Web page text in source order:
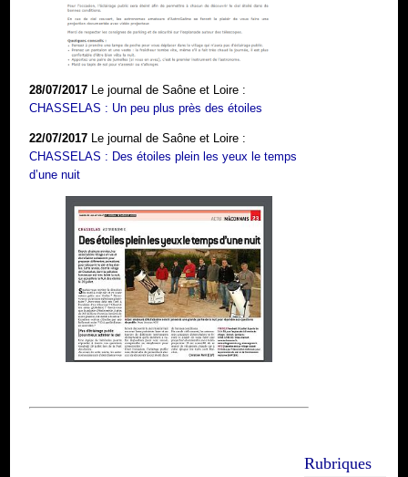
28/07/2017 Le journal de Saône et Loire :
CHASSELAS : Un peu plus près des étoiles
22/07/2017 Le journal de Saône et Loire :
CHASSELAS : Des étoiles plein les yeux le temps
d’une nuit
Rubriques